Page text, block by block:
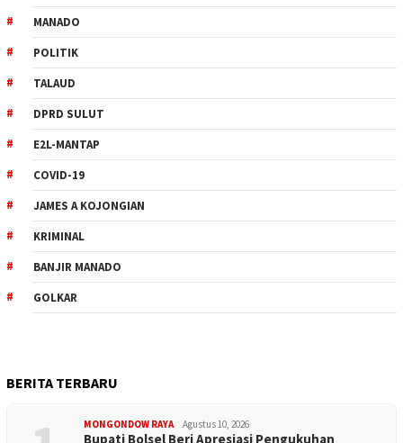
MANADO
POLITIK
TALAUD
DPRD SULUT
E2L-MANTAP
COVID-19
JAMES A KOJONGIAN
KRIMINAL
BANJIR MANADO
GOLKAR
BERITA TERBARU
MONGONDOW RAYA Agustus 10, 2026
Bupati Bolsel Beri Apresiasi Pengukuhan